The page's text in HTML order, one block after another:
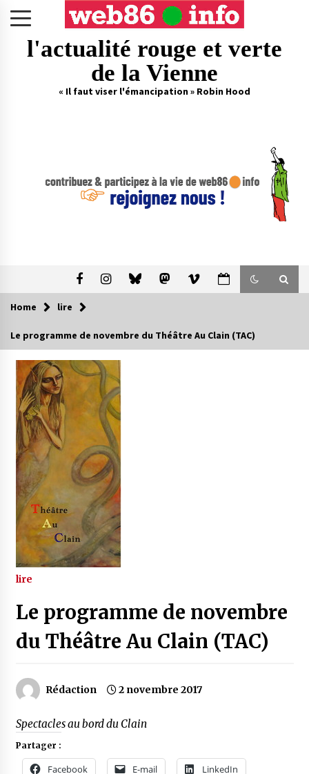
l'actualité rouge et verte
de la Vienne
« Il faut viser l'émancipation » Robin Hood
Home lire
Le programme de novembre du Théâtre Au Clain (TAC)
lire
Le programme de novembre
du Théâtre Au Clain (TAC)
Rédaction 2 novembre 2017
Spectacles au bord du Clain
Partager :
Facebook E-mail LinkedIn